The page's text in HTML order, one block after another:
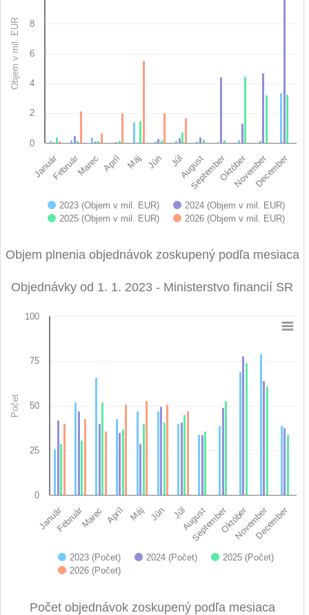
View as data table, Objednávky od 1. 1. 2023 - Ministerstvo financií SR
The chart has 1 X axis displaying categories.
The chart has 1 Y axis displaying Objem v mil. EUR. Data
Objem v mil. EUR
2023 (Objem v mil. EUR)
2024 (Objem v mil. EUR)
2025 (Objem v mil. EUR)
2026 (Objem v mil. EUR)
JanuárFebruárMarec Apríl Máj Jún JúlAugust
SeptemberOktóberNovemberDecember
0
2
4
6
8
Objem plnenia objednávok zoskupený podľa mesiaca
Objednávky od 1. 1. 2023 - Ministerstvo financií SR
Objednávky od 1. 1. 2023 - Ministerstvo financií
Bar chart with 4 data series.
View as data table, Objednávky od 1. 1. 2023 - Ministerstvo financií SR
The chart has 1 Y axis displaying Počet. Data ranges from 26
Počet
2023 (Počet) 2024 (Počet)
2025 (Počet)
2026 (Počet)
JanuárFebruárMarec Apríl Máj Jún JúlAugust
SeptemberOktóberNovemberDecember
0
100
25
50
75
Počet objednávok zoskupený podľa mesiaca